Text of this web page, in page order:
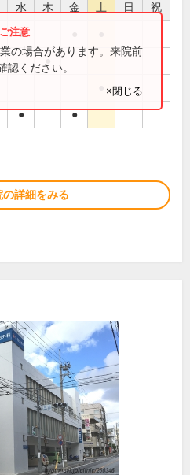
水 木 金 土 日 祝
●
●
● ●
の場合があります。来院前
認ください。
×閉じる
の詳細をみる